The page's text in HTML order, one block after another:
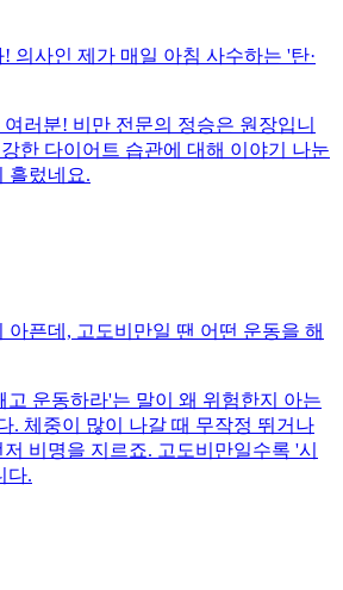
의사인 제가 매일 아침 사수하는 '탄·
러분! 비만 전문의 정승은 원장입니
한 다이어트 습관에 대해 이야기 나눈
흘렀네요.
아픈데, 고도비만일 땐 어떤 운동을 해
고 운동하라'는 말이 왜 위험한지 아는
. 체중이 많이 나갈 때 무작정 뛰거나
비명을 지르죠. 고도비만일수록 '시
다.